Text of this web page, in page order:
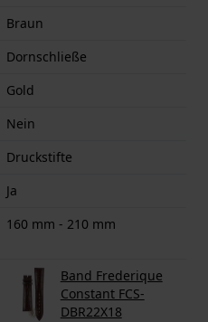
Braun
Dornschließe
Gold
Nein
Druckstifte
Ja
160 mm - 210 mm
Band Frederique
Constant FCS-
DBR22X18